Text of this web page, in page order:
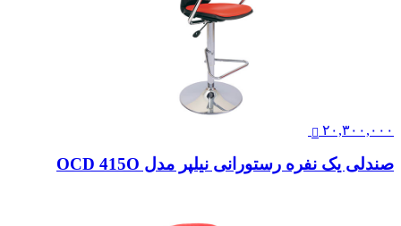
۲۰,۳۰۰,۰۰۰
صندلی یک نفره رستورانی نیلپر مدل OCD 415O